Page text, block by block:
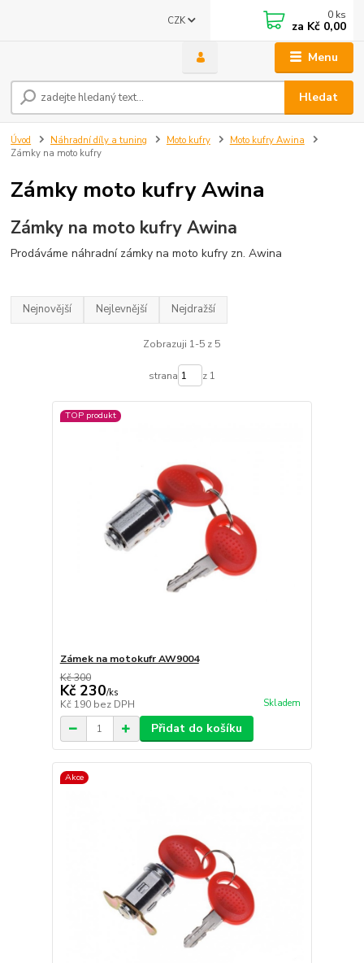
Menu
CZK
Hledat
0 ks
za Kč 0,00
Úvod Náhradní díly a tuning Moto kufry
Moto kufry Awina
Zámky na moto kufry
Zámky moto kufry Awina
Zámky na moto kufry Awina
Prodáváme náhradní zámky na moto kufry zn. Awina
Nejnovější Nejlevnější Nejdražší
Zobrazuji 1-5 z 5
strana z 1
TOP produkt
Zámek na motokufr AW9004
Kč 300
Kč 230/ks
Kč 190 bez DPH Skladem
Přidat do košíku
Akce